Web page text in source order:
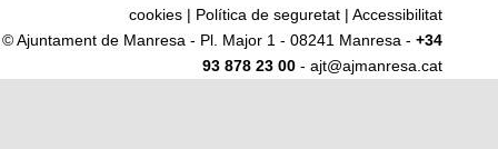
cookies | Política de seguretat | Accessibilitat
© Ajuntament de Manresa - Pl. Major 1 - 08241 Manresa - +34
93 878 23 00 - ajt@ajmanresa.cat